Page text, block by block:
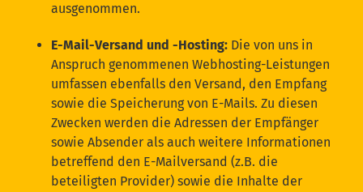
ausgenommen.
E-Mail-Versand und -Hosting: Die von uns in
Anspruch genommenen Webhosting-Leistungen
umfassen ebenfalls den Versand, den Empfang
sowie die Speicherung von E-Mails. Zu diesen
Zwecken werden die Adressen der Empfänger
sowie Absender als auch weitere Informationen
betreffend den E-Mailversand (z.B. die
beteiligten Provider) sowie die Inhalte der